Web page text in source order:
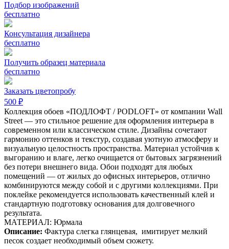
Подбор изображений
бесплатно
Консультация дизайнера
бесплатно
Получить образец материала
бесплатно
Заказать цветопробу
500 ₽
Коллекция обоев «ПОДЛОФТ / PODLOFT» от компании Wall
Street — это стильное решение для оформления интерьера в
современном или классическом стиле. Дизайны сочетают
гармонию оттенков и текстур, создавая уютную атмосферу и
визуальную целостность пространства. Материал устойчив к
выгоранию и влаге, легко очищается от бытовых загрязнений
без потери внешнего вида. Обои подходят для любых
помещений — от жилых до офисных интерьеров, отлично
комбинируются между собой и с другими коллекциями. При
поклейке рекомендуется использовать качественный клей и
стандартную подготовку основания для долговечного
результата.
МАТЕРИАЛ: Юрмала
Описание: Фактура слегка глянцевая, имитирует мелкий
песок создает необходимый объем сюжету.